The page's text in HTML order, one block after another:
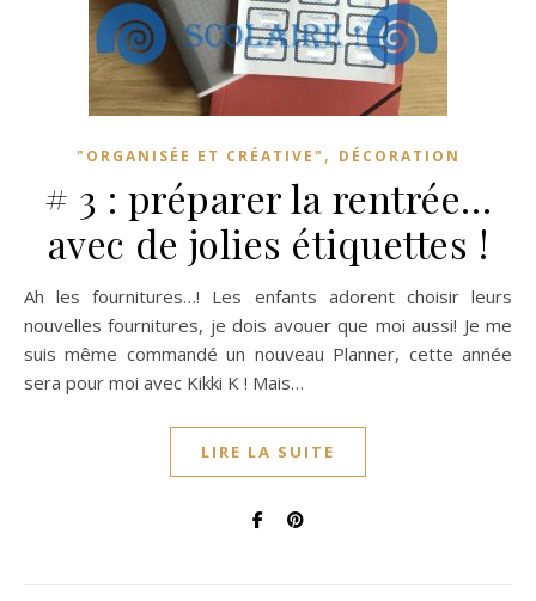
"ORGANISÉE ET CRÉATIVE" , DÉCORATION
# 3 : préparer la rentrée…
avec de jolies étiquettes !
Ah les fournitures…! Les enfants adorent choisir leurs
nouvelles fournitures, je dois avouer que moi aussi! Je me
suis même commandé un nouveau Planner, cette année
sera pour moi avec Kikki K ! Mais…
LIRE LA SUITE